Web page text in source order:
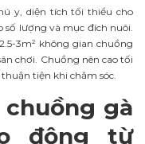
y, diện tích tối thiểu cho
lượng và mục đích nuôi.
3m² không gian chuồng
chơi. Chuồng nên cao tối
tiện khi chăm sóc.
gà
động từ